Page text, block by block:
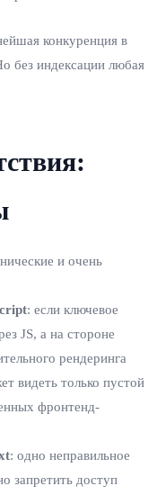
конкуренция в
без индексации любая
и очень
: если ключевое
JS, а на стороне
рендеринга
видеть только пустой
фронтенд-
: одно неправильное
запретить доступ